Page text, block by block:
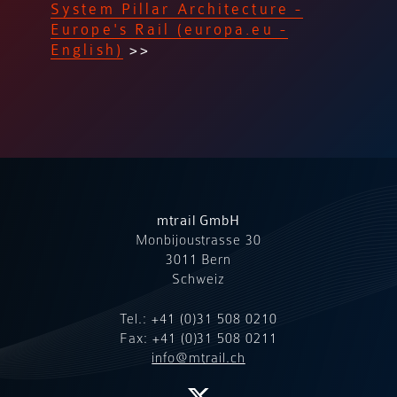
System Pillar Architecture -
Europe's Rail (europa.eu -
English) >>
mtrail GmbH
Monbijoustrasse 30
3011 Bern
Schweiz
Tel.:+41 (0)31 508 0210
Fax: +41 (0)31 508 0211
info@mtrail.ch